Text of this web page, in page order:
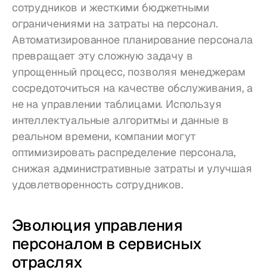
сотрудников и жесткими бюджетными
ограничениями на затраты на персонал.
Автоматизированное планирование персонала
превращает эту сложную задачу в
упрощенный процесс, позволяя менеджерам
сосредоточиться на качестве обслуживания, а
не на управлении таблицами. Используя
интеллектуальные алгоритмы и данные в
реальном времени, компании могут
оптимизировать распределение персонала,
снижая административные затраты и улучшая
удовлетворенность сотрудников.
Эволюция управления
персоналом в сервисных
отраслях